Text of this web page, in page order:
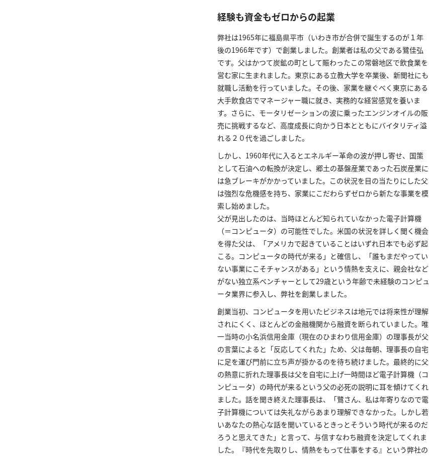
経験も資金もゼロからの起業
弊社は1965年に福島県平市（いわき市が合併で誕生するのが１年
後の1966年です）で創業しました。創業者は私の父である鷺佳弘
です。父はかつて炭鉱の町として賑わったこの常磐地区で飲食業を
営む家に生まれました。東京にある立教大学を卒業後、新聞社にも
就職し活動を行っていました。その後、家業を継ぐべく東京にある
大手飲食店でマネージャー職に就き、実務的な経営感覚を養いま
す。さらに、モータリゼーションの波に乗ったエンジンオイルの販
売に挑戦するなど、高度成長に向かう日本とともにバイタリティ溢
れる２０代を過ごしました。
しかし、1960年代に入るとエネルギー革命の波が押し寄せ、国策
として石油への転換が決定し、郷土の基盤産業であった石炭産業に
は急ブレーキがかかっていました。この状況を目の当たりにした父
は強烈な危機感を持ち、家業にこだわらずゼロから新たな事業を模
索し始めました。
父が見出したのは、当時ほとんど知られていなかった電子計算機
（＝コンピュータ）の可能性でした。米国の状況を詳しく聞く機会
を得た父は、「アメリカで起きていることはいずれ日本でも必ず起
こる。コンピュータの時代が来る」と確信し、「誰もまだやってい
ない事業にこそチャンスがある」という情熱を支えに、親会社など
がない独立系ベンチャーとして29歳という年齢で未経験のコンピュ
ータ業界に参入し、弊社を創業しました。
創業当初、コンピュータを用いたビジネスは地元では将来性が理解
されにくく、ほとんどの金融機関から融資を断られていました。唯
一当時の小名浜信用金庫（現在のひまわり信用金庫）の理事長が父
の言葉によると「反応してくれた」ため、父は毎朝、理事長の自宅
に足を運び門前に立ち声が掛かるのを待ち続けました。最終的に父
の熱意に折れた理事長は父を自宅に上げ一時間ほど電子計算機（コ
ンピュータ）の時代が来るという父の必死の説明に耳を傾けてくれ
ました。話を聞き終えた理事長は、「鷺さん、私は年寄りなので電
子計算機については失礼ながらあまり理解できなかった。しかし若
いあなたの熱心な話を聞いているときっとそういう時代が来るのだ
ろうと思えてきた」と言って、与信すなわち融資を決定してくれま
した。『時代を先取りし、情熱をもって仕事をする』という弊社の